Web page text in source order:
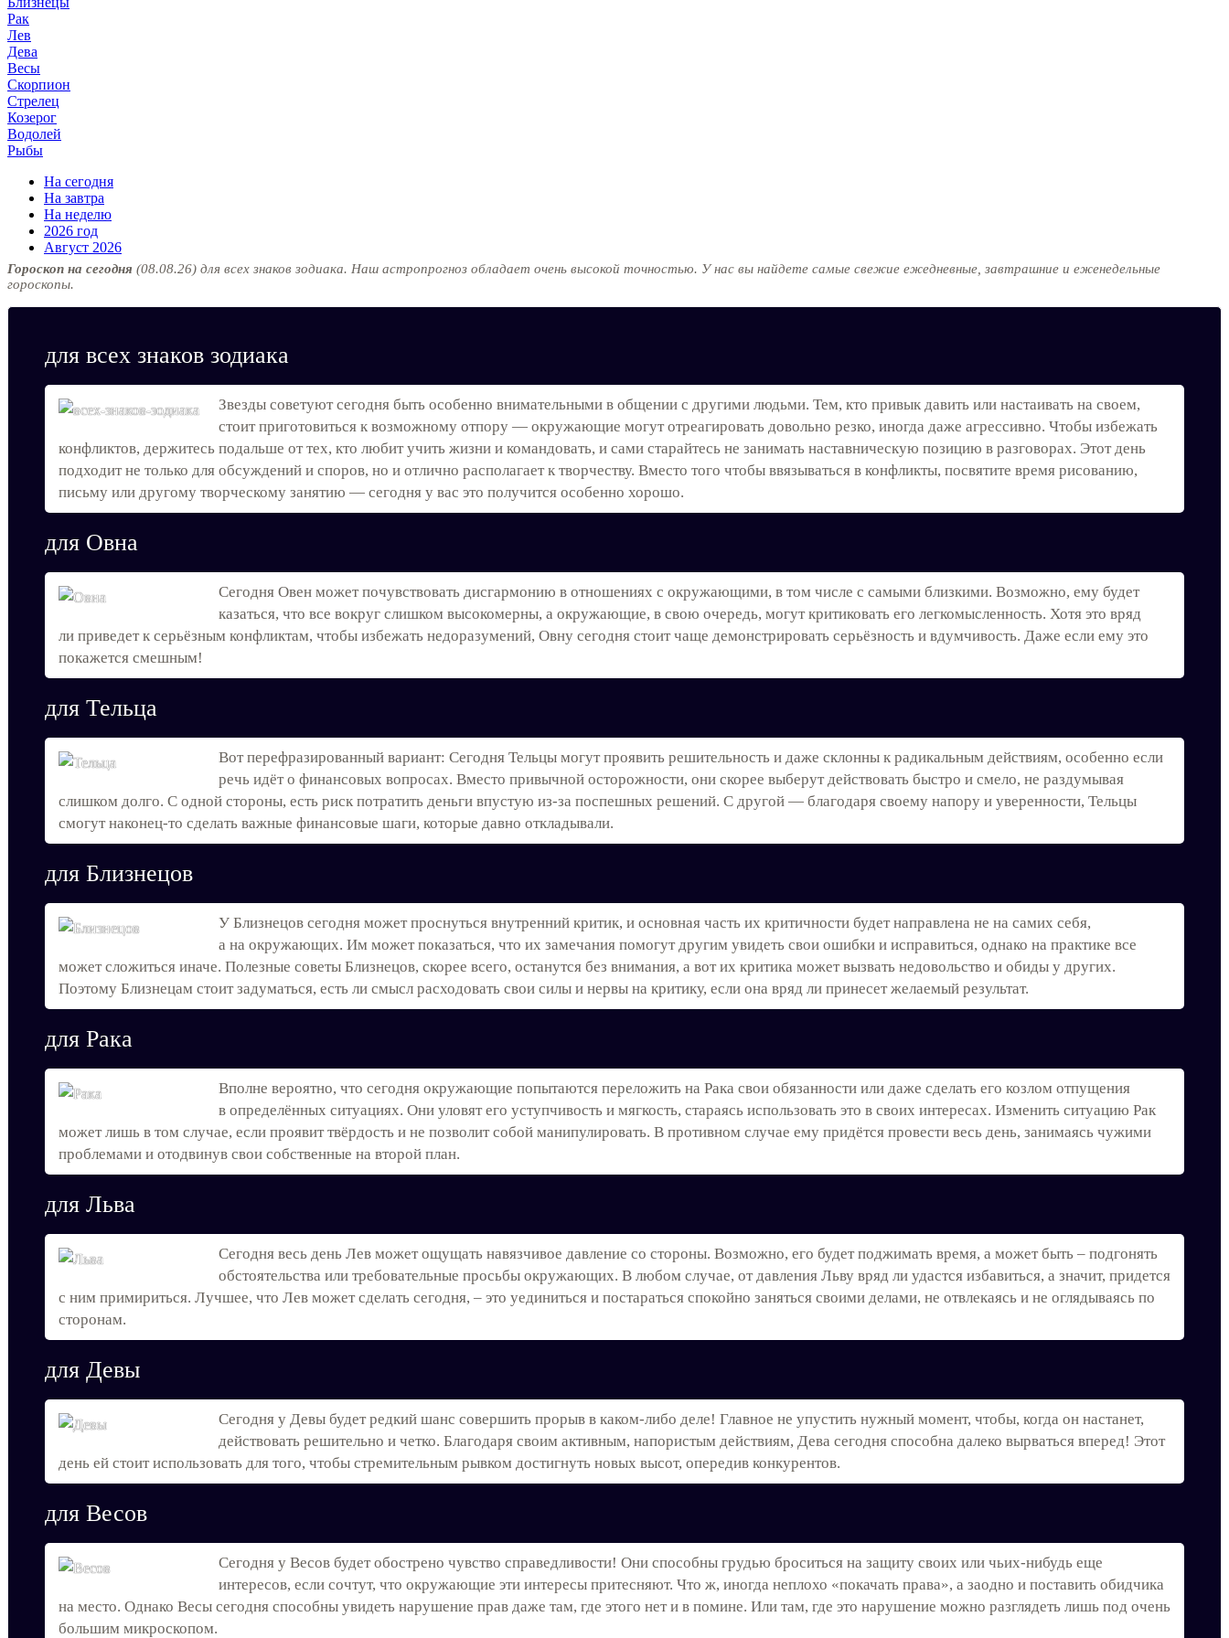
Рак
Лев
Дева
Весы
Скорпион
Стрелец
Козерог
Водолей
Рыбы
На сегодня
На завтра
На неделю
2026 год
Август 2026
Гороскоп на сегодня (08.08.26) для всех знаков зодиака. Наш астропрогноз обладает очень высокой точностью. У нас вы найдете самые свежие ежедневные, завтрашние и еженедельные
гороскопы.
для всех знаков зодиака
Звезды советуют сегодня быть особенно внимательными в общении с другими людьми. Тем, кто привык давить или настаивать на своем,
стоит приготовиться к возможному отпору — окружающие могут отреагировать довольно резко, иногда даже агрессивно. Чтобы избежать
конфликтов, держитесь подальше от тех, кто любит учить жизни и командовать, и сами старайтесь не занимать наставническую позицию в разговорах. Этот день
подходит не только для обсуждений и споров, но и отлично располагает к творчеству. Вместо того чтобы ввязываться в конфликты, посвятите время рисованию,
письму или другому творческому занятию — сегодня у вас это получится особенно хорошо.
для Овна
Сегодня Овен может почувствовать дисгармонию в отношениях с окружающими, в том числе с самыми близкими. Возможно, ему будет
казаться, что все вокруг слишком высокомерны, а окружающие, в свою очередь, могут критиковать его легкомысленность. Хотя это вряд
ли приведет к серьёзным конфликтам, чтобы избежать недоразумений, Овну сегодня стоит чаще демонстрировать серьёзность и вдумчивость. Даже если ему это
покажется смешным!
для Тельца
Вот перефразированный вариант: Сегодня Тельцы могут проявить решительность и даже склонны к радикальным действиям, особенно если
речь идёт о финансовых вопросах. Вместо привычной осторожности, они скорее выберут действовать быстро и смело, не раздумывая
слишком долго. С одной стороны, есть риск потратить деньги впустую из-за поспешных решений. С другой — благодаря своему напору и уверенности, Тельцы
смогут наконец-то сделать важные финансовые шаги, которые давно откладывали.
для Близнецов
У Близнецов сегодня может проснуться внутренний критик, и основная часть их критичности будет направлена не на самих себя,
а на окружающих. Им может показаться, что их замечания помогут другим увидеть свои ошибки и исправиться, однако на практике все
может сложиться иначе. Полезные советы Близнецов, скорее всего, останутся без внимания, а вот их критика может вызвать недовольство и обиды у других.
Поэтому Близнецам стоит задуматься, есть ли смысл расходовать свои силы и нервы на критику, если она вряд ли принесет желаемый результат.
для Рака
Вполне вероятно, что сегодня окружающие попытаются переложить на Рака свои обязанности или даже сделать его козлом отпущения
в определённых ситуациях. Они уловят его уступчивость и мягкость, стараясь использовать это в своих интересах. Изменить ситуацию Рак
может лишь в том случае, если проявит твёрдость и не позволит собой манипулировать. В противном случае ему придётся провести весь день, занимаясь чужими
проблемами и отодвинув свои собственные на второй план.
для Льва
Сегодня весь день Лев может ощущать навязчивое давление со стороны. Возможно, его будет поджимать время, а может быть – подгонять
обстоятельства или требовательные просьбы окружающих. В любом случае, от давления Льву вряд ли удастся избавиться, а значит, придется
с ним примириться. Лучшее, что Лев может сделать сегодня, – это уединиться и постараться спокойно заняться своими делами, не отвлекаясь и не оглядываясь по
сторонам.
для Девы
Сегодня у Девы будет редкий шанс совершить прорыв в каком-либо деле! Главное не упустить нужный момент, чтобы, когда он настанет,
действовать решительно и четко. Благодаря своим активным, напористым действиям, Дева сегодня способна далеко вырваться вперед! Этот
день ей стоит использовать для того, чтобы стремительным рывком достигнуть новых высот, опередив конкурентов.
для Весов
Сегодня у Весов будет обострено чувство справедливости! Они способны грудью броситься на защиту своих или чьих-нибудь еще
интересов, если сочтут, что окружающие эти интересы притесняют. Что ж, иногда неплохо «покачать права», а заодно и поставить обидчика
на место. Однако Весы сегодня способны увидеть нарушение прав даже там, где этого нет и в помине. Или там, где это нарушение можно разглядеть лишь под очень
большим микроскопом.